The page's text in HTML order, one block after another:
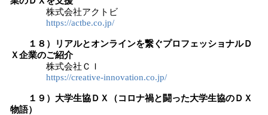
株式会社アクトビ
https://actbe.co.jp/
１８）リアルとオンラインを繋ぐプロフェッショナルＤ
Ｘ企業のご紹介
株式会社ＣＩ
https://creative-innovation.co.jp/
１９）大学生協ＤＸ（コロナ禍と闘った大学生協のＤＸ
物語）